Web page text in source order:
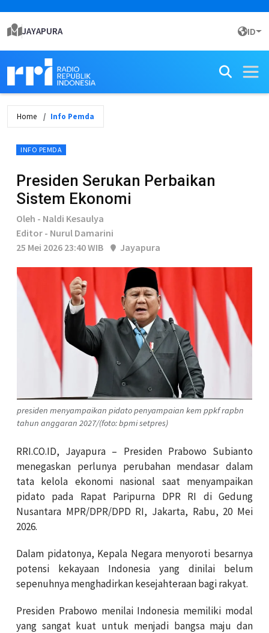
JAYAPURA ID
Home Info Pemda
INFO PEMDA
Presiden Serukan Perbaikan
Sistem Ekonomi
Oleh - Naldi Kesaulya
Editor - Nurul Damarini
25 Mei 2026 23:40 WIB
Jayapura
presiden menyampaikan pidato penyampaian kem ppkf rapbn
tahun anggaran 2027/(foto: bpmi setpres)
RRI.CO.ID, Jayapura – Presiden Prabowo Subianto
menegaskan perlunya perubahan mendasar dalam
tata kelola ekonomi nasional saat menyampaikan
pidato pada Rapat Paripurna DPR RI di Gedung
Nusantara MPR/DPR/DPD RI, Jakarta, Rabu, 20 Mei
2026.
Dalam pidatonya, Kepala Negara menyoroti besarnya
potensi kekayaan Indonesia yang dinilai belum
sepenuhnya menghadirkan kesejahteraan bagi rakyat.
Presiden Prabowo menilai Indonesia memiliki modal
yang sangat kuat untuk menjadi bangsa maju dan